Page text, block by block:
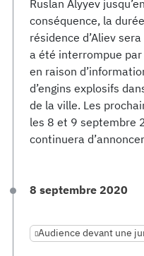
Ruslan Alyyev
conséquence, la
résidence d’Aliev
a été interrompue par
en raison
d’engins explosifs
de la ville. Les
les 8 et 9 septembre
continuera
8 septembre 2020
Audience devant une